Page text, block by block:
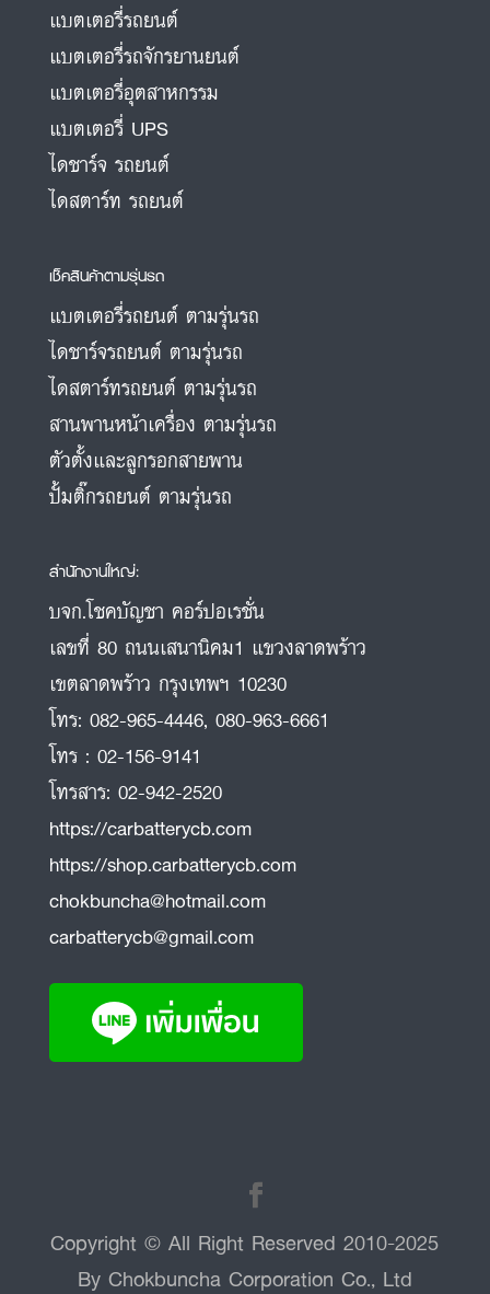
แบตเตอรี่รถยนต์
แบตเตอรี่รถจักรยานยนต์
แบตเตอรี่อุตสาหกรรม
แบตเตอรี่ UPS
ไดชาร์จ รถยนต์
ไดสตาร์ท รถยนต์
เช็คสินค้าตามรุ่นรถ
แบตเตอรี่รถยนต์ ตามรุ่นรถ
ไดชาร์จรถยนต์ ตามรุ่นรถ
ไดสตาร์ทรถยนต์ ตามรุ่นรถ
สานพานหน้าเครื่อง ตามรุ่นรถ
ตัวตั้งและลูกรอกสายพาน
ปั้มติ๊กรถยนต์ ตามรุ่นรถ
สำนักงานใหญ่:
บจก.โชคบัญชา คอร์ปอเรชั่น
เลขที่ 80 ถนนเสนานิคม1 แขวงลาดพร้าว
เขตลาดพร้าว กรุงเทพฯ 10230
โทร: 082-965-4446, 080-963-6661
โทร : 02-156-9141
โทรสาร: 02-942-2520
https://carbatterycb.com
https://shop.carbatterycb.com
chokbuncha@hotmail.com
carbatterycb@gmail.com
Copyright © All Right Reserved 2010-2025
By Chokbuncha Corporation Co., Ltd